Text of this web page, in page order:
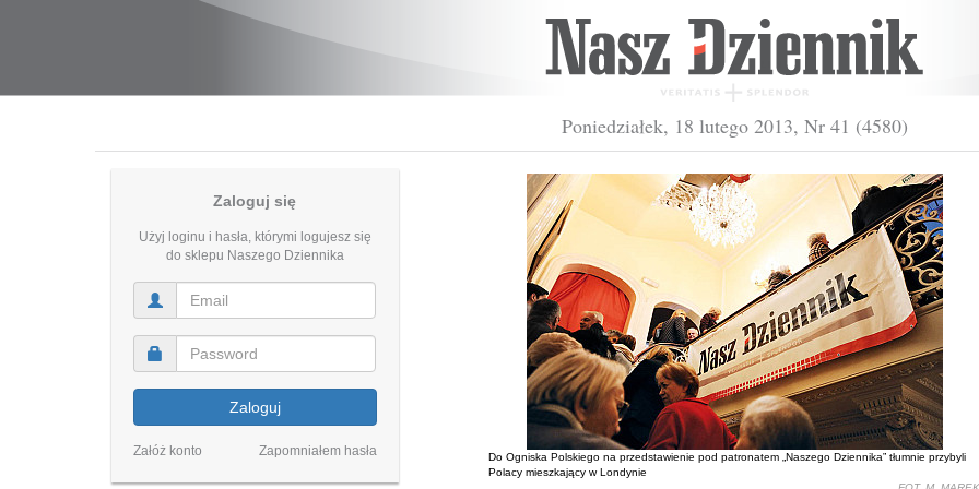
Poniedziałek, 18 lutego 2013, Nr 41 (4580)
Zaloguj się
Użyj loginu i hasła, którymi logujesz się
do sklepu Naszego Dziennika
Zaloguj
Załóż konto Zapomniałem hasła
Do Ogniska Polskiego na przedstawienie pod patronatem „Naszego Dziennika” tłumnie przybyli
Polacy mieszkający w Londynie